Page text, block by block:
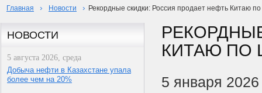
Главная › Новости › Рекордные скидки: Россия продает нефть Китаю
НОВОСТИ
5 августа 2026, среда
Добыча нефти в Казахстане упала
более чем на 20%
КИТАЮ ПО
5 января 2026